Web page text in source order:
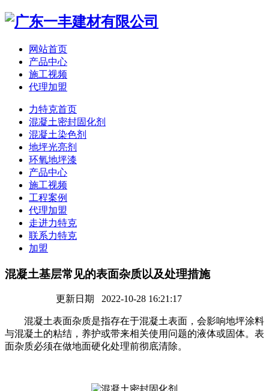
网站首页
产品中心
施工视频
代理加盟
力特克首页
混凝土密封固化剂
混凝土染色剂
地坪光亮剂
环氧地坪漆
产品中心
施工视频
工程案例
代理加盟
走进力特克
联系力特克
加盟
混凝土基层常见的表面杂质以及处理措施
更新日期 2022-10-28 16:21:17
混凝土表面杂质是指存在于混凝土表面，会影响地坪涂料
与混凝土的粘结，养护或带来相关使用问题的液体或固体。表
面杂质必须在做地面硬化处理前彻底清除。